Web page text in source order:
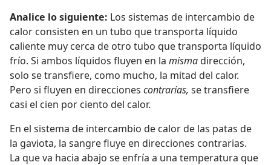
Analice lo siguiente: Los sistemas de intercambio de
calor consisten en un tubo que transporta líquido
caliente muy cerca de otro tubo que transporta líquido
frío. Si ambos líquidos fluyen en la mismadirección,
solo se transfiere, como mucho, la mitad del calor.
Pero si fluyen en direcciones contrarias, se transfiere
casi el cien por ciento del calor.
En el sistema de intercambio de calor de las patas de
la gaviota, la sangre fluye en direcciones contrarias.
La que va hacia abajo se enfría a una temperatura que